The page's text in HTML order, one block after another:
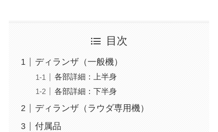
目次
ディランザ（一般機）
各部詳細：上半身
各部詳細：下半身
ディランザ（ラウダ専用機）
付属品